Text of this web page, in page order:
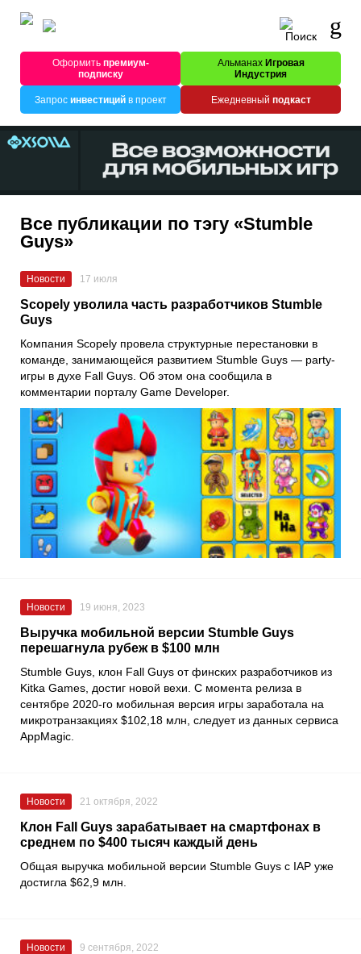
Оформитьпремиум-
подписку
Альманах Игровая
Индустрия
Запрос инвестицийв проект Ежедневный подкаст
Все публикации по тэгу «Stumble
Guys»
Новости 17 июля
Scopely уволила часть разработчиков Stumble
Guys
Компания Scopely провела структурные перестановки в
команде, занимающейся развитием Stumble Guys — party-
игры в духе Fall Guys. Об этом она сообщила в
комментарии порталу Game Developer.
Новости 19 июня, 2023
Выручка мобильной версии Stumble Guys
перешагнула рубеж в $100 млн
Stumble Guys , клон Fall Guys от финских разработчиков из
Kitka Games , достиг новой вехи. C момента релиза в
сентябре 2020-го мобильная версия игры заработала на
микротранзакциях $102,18 млн, следует из данных сервиса
AppMagic
Новости 21 октября, 2022
Клон Fall Guys зарабатывает на смартфонах в
среднем по $400 тысяч каждый день
Общая выручка мобильной версии Stumble Guys с IAP уже
достигла $62,9 млн.
Новости 9 сентября, 2022